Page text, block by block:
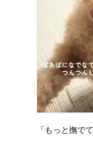
「もっと撫で